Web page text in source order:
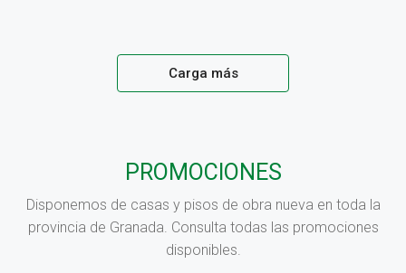
Carga más
PROMOCIONES
Disponemos de casas y pisos de obra nueva en toda la
provincia de Granada. Consulta todas las promociones
disponibles.